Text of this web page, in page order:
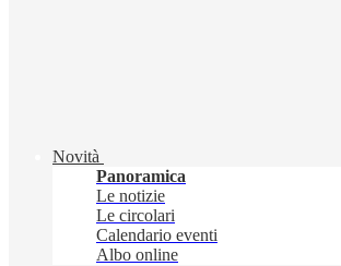
Novità
Panoramica
Le notizie
Le circolari
Calendario eventi
Albo online